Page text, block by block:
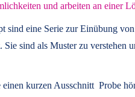
und arbeiten an einer
sind eine Serie zur Einübung
sind als Muster zu
kurzen Ausschnitt Probe